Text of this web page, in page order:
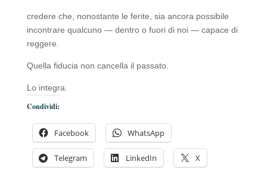
credere che, nonostante le ferite, sia ancora possibile
incontrare qualcuno — dentro o fuori di noi — capace di
reggere.
Quella fiducia non cancella il passato.
Lo integra.
Condividi:
Facebook WhatsApp
Telegram LinkedIn X